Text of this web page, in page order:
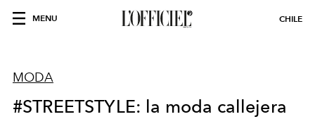
MENU CHILE
MODA
#STREETSTYLE: la moda callejera